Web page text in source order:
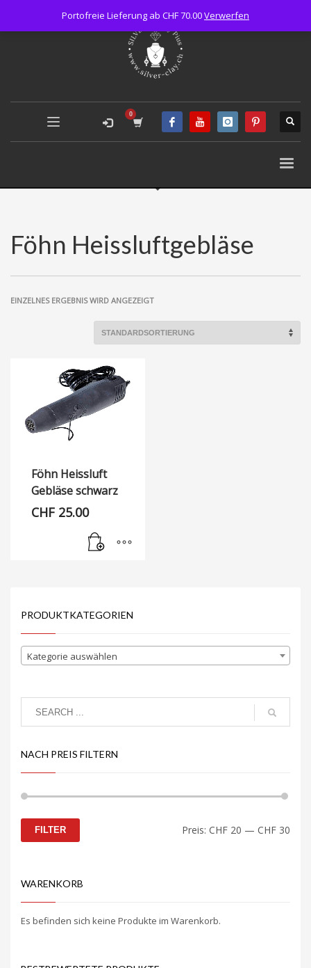
Föhn Heissluftgebläse
EINZELNES ERGEBNIS WIRD ANGEZEIGT
Föhn Heissluft
Gebläse schwarz
CHF 25.00
PRODUKTKATEGORIEN
Kategorie auswählen
NACH PREIS FILTERN
FILTER Preis: CHF 20 — CHF 30
WARENKORB
Es befinden sich keine Produkte im Warenkorb.
Portofreie Lieferung ab CHF 70.00Verwerfen